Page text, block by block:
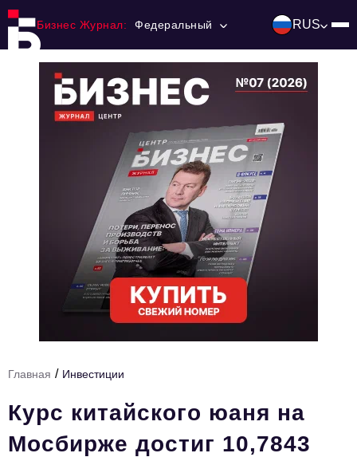
Бизнес Журнал: Федеральный RUS
Ниши и рынки
Технологии и тренды
HR
Персона номера
Главная / Инвестиции
Курс китайского юаня на
Мосбирже достиг 10,7843